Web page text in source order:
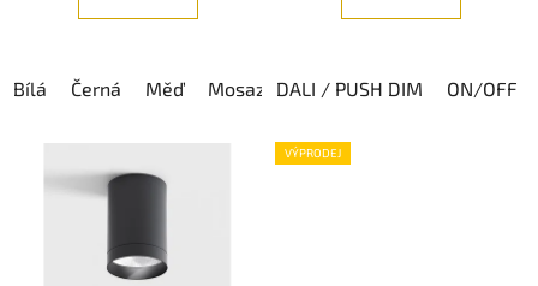
Bílá Černá Měď Mosaz DALI / PUSH DIM ON/OFF
VÝPRODEJ